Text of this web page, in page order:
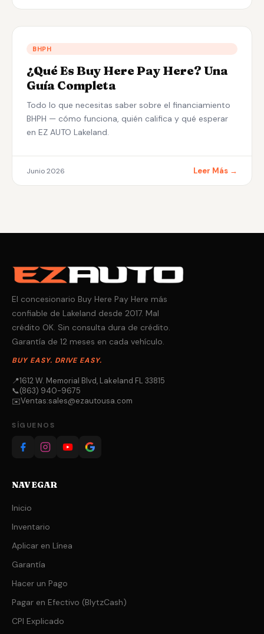
BHPH
¿Qué Es Buy Here Pay Here? Una
Guía Completa
Todo lo que necesitas saber sobre el financiamiento
BHPH — cómo funciona, quién califica y qué esperar
en EZ AUTO Lakeland.
Junio 2026 Leer Más →
El concesionario Buy Here Pay Here más
confiable de Lakeland desde 2017. Mal
crédito OK. Sin consulta dura de crédito.
Garantía de 12 meses en cada vehículo.
BUY EASY. DRIVE EASY.
📍1612 W. Memorial Blvd, Lakeland FL 33815
📞(863) 940-9675
✉️Ventas:sales@ezautousa.com
SÍGUENOS
NAVEGAR
Inicio
Inventario
Aplicar en Línea
Garantía
Hacer un Pago
Pagar en Efectivo (BlytzCash)
CPI Explicado